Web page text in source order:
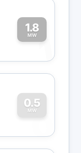
1.8
MW1
0.5
MW
0